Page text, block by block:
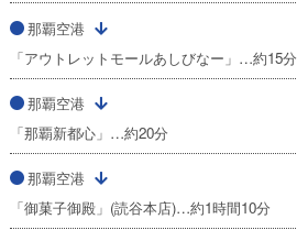
那覇空港
「アウトレットモールあしびなー」…約15分
那覇空港
「那覇新都心」…約20分
那覇空港
「御菓子御殿」(読谷本店)…約1時間10分